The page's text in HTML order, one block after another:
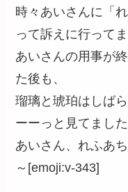
時々あいさんに「
って訴えに行って
あいさんの用事が
た後も、
瑠璃と琥珀はしば
ーーっと見てまし
あいさん、れふあ
～[emoji:v-343]